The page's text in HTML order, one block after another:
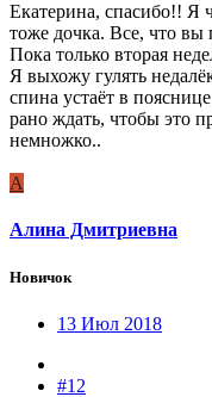
Екатерина, спасибо!! Я
тоже дочка. Все, что вы
Пока только вторая
Я выхожу гулять
спина устаёт в
рано ждать, чтобы это
немножко..
А
Алина Дмитриевна
Новичок
13 Июл 2018
#12